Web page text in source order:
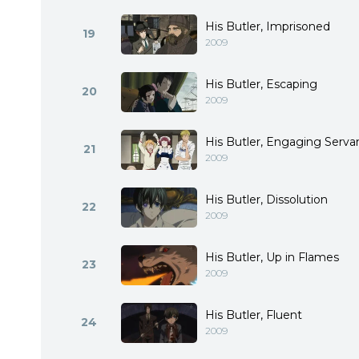
19 His Butler, Imprisoned
2009
20 His Butler, Escaping
2009
21 His Butler, Engaging
2009
22 His Butler, Dissolution
2009
23 His Butler, Up in Flames
2009
24 His Butler, Fluent
2009